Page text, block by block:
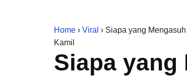
Home › Viral › Siapa yang
Kamil
Siapa yang